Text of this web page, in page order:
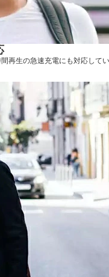
再生の急速充電にも対応して